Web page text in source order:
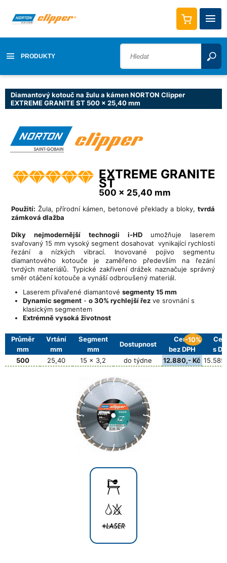
PRODUKTY
Diamantový kotouč na žulu a kámen NORTON Clipper
EXTREME GRANITE ST 500 x 25,40 mm
EXTREME GRANITE
ST
500 x 25,40 mm
Použití: Žula, přírodní kámen, betonové překlady a bloky, tvrdá
zámková dlažba
Díky nejmodernější technogii i-HD umožňuje laserem
svařovaný 15 mm vysoký segment dosahovat vynikající rychlosti
řezání a nízkých vibrací. Inovované pojivo segmentu
diamantového kotouče je zaměřeno především na řezání
tvrdých materiálů. Typické zakřivení drážek naznačuje správný
směr otáčení kotouče a vynáší odbroušený materiál.
Laserem přivařené diamantové segmenty 15 mm
Dynamic segment - o 30% rychlejší řez ve srovnání s
klasickým segmentem
Extrémně vysoká životnost
Průměr
mm
Vrtání
mm
Segment
mm
Dostupnost
Cena
bez DPH
-10%
s
500
25,40 15 x 3,2 do týdne 12.880,- Kč